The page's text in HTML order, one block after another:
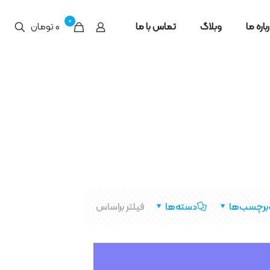
ما وبلاگ تماس با ما 0 0 تومان
فیلتر براساس دسته‌ها برچسب‌ها